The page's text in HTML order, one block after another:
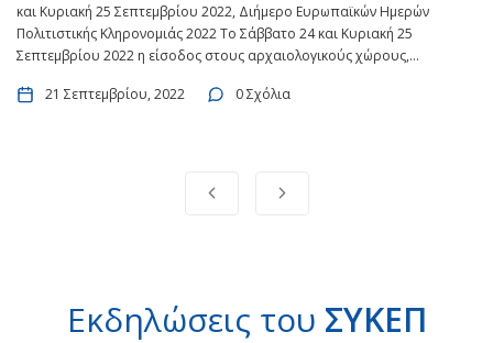
και Κυριακή 25 Σεπτεμβρίου 2022, Διήμερο Ευρωπαϊκών Ημερών
Πολιτιστικής Κληρονομιάς 2022 Το Σάββατο 24 και Κυριακή 25
Σεπτεμβρίου 2022 η είσοδος στους αρχαιολογικούς χώρους,
με υπουργική απόφαση το τελευταίο σαββατοκύριακο Σεπτεμβρίου
21 Σεπτεμβρίου, 2022 0 Σχόλια
Εκδηλώσεις του ΣΥΚΕΠ